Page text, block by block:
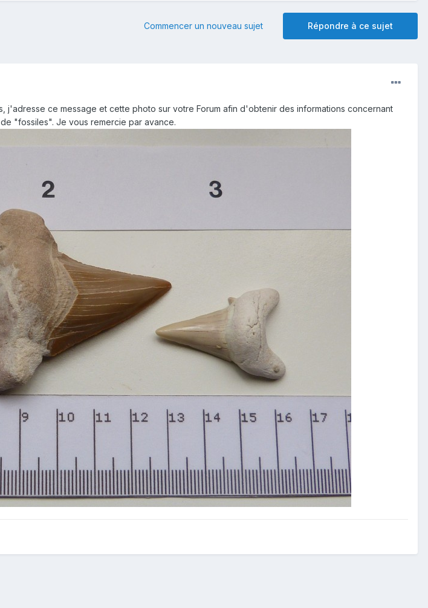
Répondre à ce sujet
Commencer un nouveau sujet
j'adresse ce message et cette photo sur votre Forum afin d'obtenir des informations concernant
"fossiles". Je vous remercie par avance.